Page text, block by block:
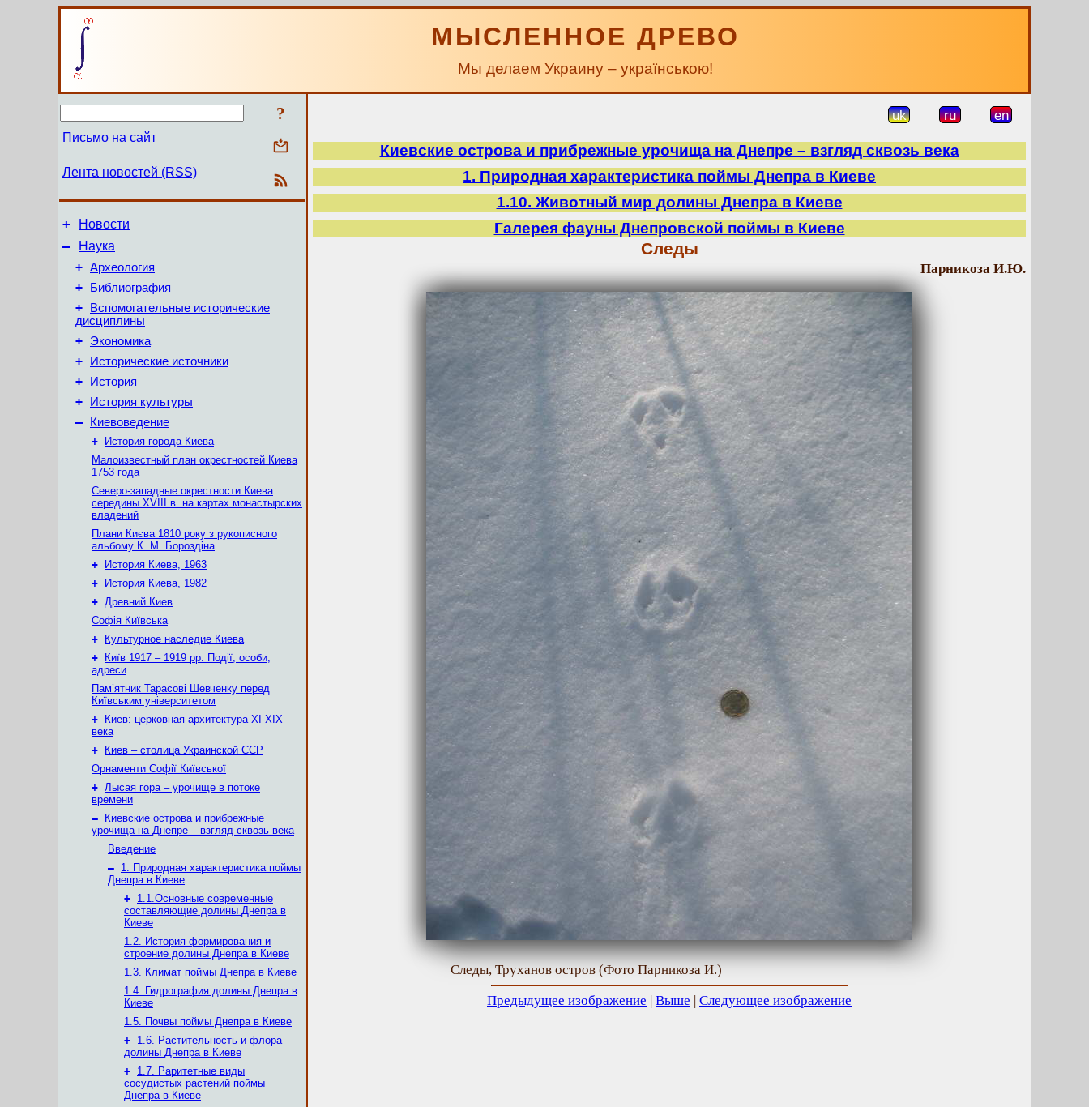
МЫСЛЕННОЕ ДРЕВО
Мы делаем Украину – українською!
?
Письмо на сайт
Лента новостей (RSS)
+ Новости
–
Наука
+ Археология
+ Библиография
+
Вспомогательные исторические
дисциплины
+ Экономика
+ Исторические источники
+ История
+ История культуры
– Киевоведение
+
История города Киева
Малоизвестный план окрестностей Киева
1753 года
Северо-западные окрестности Киева
середины XVIII в. на картах монастырских
владений
Плани Києва 1810 року з рукописного
альбому К. М. Бороздіна
+
История Киева, 1963
+
История Киева, 1982
+ Древний Киев
Софія Київська
+
Культурное наследие Киева
+
Київ 1917 – 1919 рр. Події, особи,
адреси
Пам’ятник Тарасові Шевченку перед
Київським університетом
+
Киев: церковная архитектура XI-XIX
века
+
Киев – столица Украинской ССР
Орнаменти Софії Київської
+ Лысая гора – урочище в потоке
времени
–
Киевские острова и прибрежные
урочища на Днепре – взгляд сквозь века
Введение
– 1. Природная характеристика поймы
Днепра в Киеве
+ 1.1.Основные современные
составляющие долины Днепра в
Киеве
1.2. История формирования и
строение долины Днепра в Киеве
1.3. Климат поймы Днепра в Киеве
1.4. Гидрография долины Днепра в
Киеве
1.5. Почвы поймы Днепра в Киеве
+ 1.6. Растительность и флора
долины Днепра в Киеве
+ 1.7. Раритетные виды
сосудистых растений поймы
Днепра в Киеве
uk ru en
Киевские острова и прибрежные урочища на Днепре – взгляд сквозь века
1. Природная характеристика поймы Днепра в Киеве
1.10. Животный мир долины Днепра в Киеве
Галерея фауны Днепровской поймы в Киеве
Следы
Парникоза И.Ю.
Следы, Труханов остров (Фото Парникоза И.)
Предыдущее изображение | Выше | Следующее изображение